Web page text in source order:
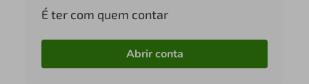
É ter com quem contar
Abrir conta